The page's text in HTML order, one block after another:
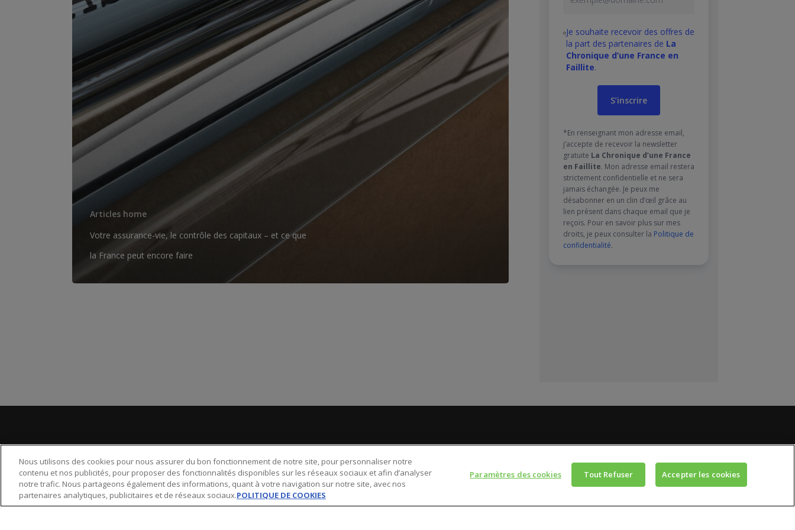
Articles home
Votre assurance-vie, le contrôle des capitaux – et ce que
la France peut encore faire
Je souhaite recevoir des offres de
la part des partenaires de La
Chronique d’une France en
Faillite.
*En renseignant mon adresse email,
j’accepte de recevoir la newsletter
gratuite La Chronique d’une France
en Faillite. Mon adresse email restera
strictement confidentielle et ne sera
jamais échangée. Je peux me
désabonner en un clin d’œil grâce au
lien présent dans chaque email que je
reçois. Pour en savoir plus sur mes
droits, je peux consulter la Politique de
confidentialité.
NOS NEWSLETTERS
Email :
CONTACT
service-clients@publications-agora.fr
01 44 59 91 11
LIENS UTILES
CGU
Nous utilisons des cookies pour nous assurer du bon fonctionnement de notre site, pour personnaliser notre
contenu et nos publicités, pour proposer des fonctionnalités disponibles sur les réseaux sociaux et afin d’analyser
notre trafic. Nous partageons également des informations, quant à votre navigation sur notre site, avec nos
partenaires analytiques, publicitaires et de réseaux sociaux.POLITIQUE DE COOKIES
Paramètres des cookies Tout Refuser Accepter les cookies